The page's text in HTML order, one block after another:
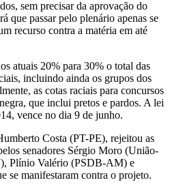
sem precisar da aprovação do
que passar pelo plenário apenas se
recurso contra a matéria em até
atuais 20% para 30% o total das
incluindo ainda os grupos dos
as cotas raciais para concursos
que inclui pretos e pardos. A lei
vence no dia 9 de junho.
Costa (PT-PE), rejeitou as
senadores Sérgio Moro (União-
Plínio Valério (PSDB-AM) e
se manifestaram contra o projeto.